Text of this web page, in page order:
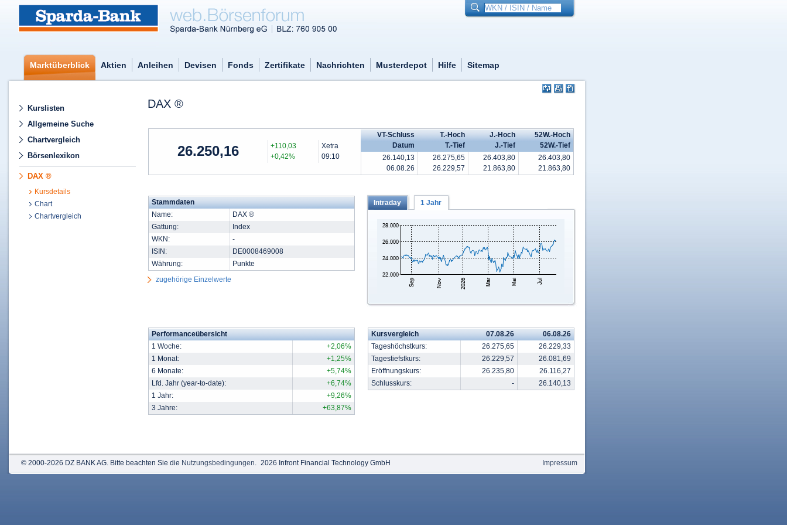
Marktüberblick Aktien Anleihen Devisen Fonds Zertifikate Nachrichten Musterdepot Hilfe Sitemap
Kurslisten
Allgemeine Suche
Chartvergleich
Börsenlexikon
DAX ®
Kursdetails
Chart
Chartvergleich
DAX ®
26.250,16
+110,03
+0,42%
Xetra
09:10
VT-Schluss
Datum
T.-Hoch
T.-Tief
J.-Hoch
J.-Tief
52W.-Hoch
52W.-Tief
26.140,13
06.08.26
26.275,65
26.229,57
26.403,80
21.863,80
26.403,80
21.863,80
Stammdaten
Name:
DAX ®
Gattung:
Index
WKN:
-
ISIN:
DE0008469008
Währung:
Punkte
zugehörige Einzelwerte
Intraday 1 Jahr
Performanceübersicht
1 Woche:
+2,06%
1 Monat:
+1,25%
6 Monate:
+5,74%
Lfd. Jahr (year-to-date):
+6,74%
1 Jahr:
+9,26%
3 Jahre:
+63,87%
Kursvergleich 07.08.26
06.08.26
Tageshöchstkurs:
26.275,65
26.229,33
Tagestiefstkurs:
26.229,57
26.081,69
Eröffnungskurs:
26.235,80
26.116,27
Schlusskurs:
- 26.140,13
© 2000-2026 DZ BANK AG. Bitte beachten Sie die Nutzungsbedingungen. 2026 Infront Financial Technology GmbH Impressum